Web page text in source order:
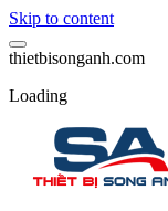
Skip to content
thietbisonganh.com
Loading